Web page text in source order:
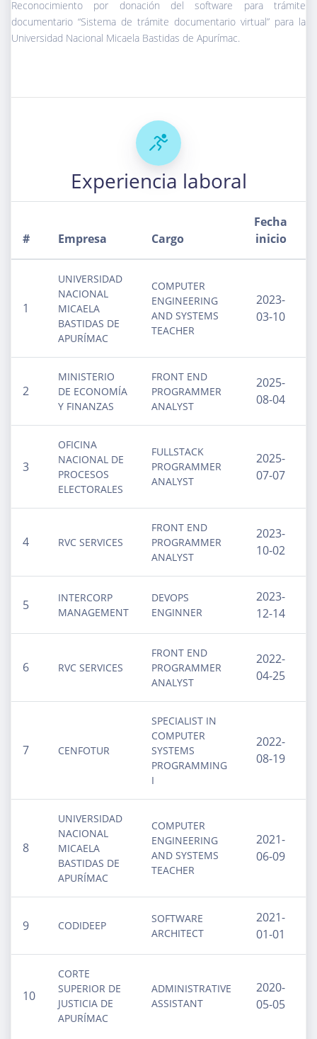
Reconocimiento por donación del software para trámite
documentario “Sistema de trámite documentario virtual” para la
Universidad Nacional Micaela Bastidas de Apurímac.
Experiencia laboral
# Empresa Cargo
Fecha
inicio
1
UNIVERSIDAD
NACIONAL
MICAELA
BASTIDAS DE
APURÍMAC
COMPUTER
ENGINEERING
AND SYSTEMS
TEACHER
2023-
03-10
2
MINISTERIO
DE ECONOMÍA
Y FINANZAS
FRONT END
PROGRAMMER
ANALYST
2025-
08-04
3
OFICINA
NACIONAL DE
PROCESOS
ELECTORALES
FULLSTACK
PROGRAMMER
ANALYST
2025-
07-07
4 RVC SERVICES
FRONT END
PROGRAMMER
ANALYST
2023-
10-02
5
INTERCORP
MANAGEMENT
DEVOPS
ENGINNER
2023-
12-14
6 RVC SERVICES
FRONT END
PROGRAMMER
ANALYST
2022-
04-25
7 CENFOTUR
SPECIALIST IN
COMPUTER
SYSTEMS
PROGRAMMING
I
2022-
08-19
8
UNIVERSIDAD
NACIONAL
MICAELA
BASTIDAS DE
APURÍMAC
COMPUTER
ENGINEERING
AND SYSTEMS
TEACHER
2021-
06-09
9 CODIDEEP
SOFTWARE
ARCHITECT
2021-
01-01
10
CORTE
SUPERIOR DE
JUSTICIA DE
APURÍMAC
ADMINISTRATIVE
ASSISTANT
2020-
05-05